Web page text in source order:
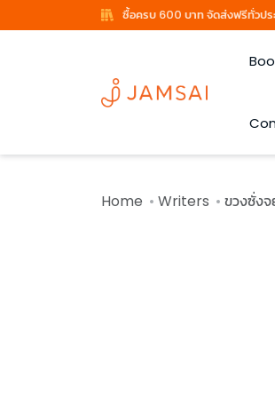
ซื้อครบ 600 บาท จัดส่งฟรีทั่วปร
Home Writers ขวงซั่ง